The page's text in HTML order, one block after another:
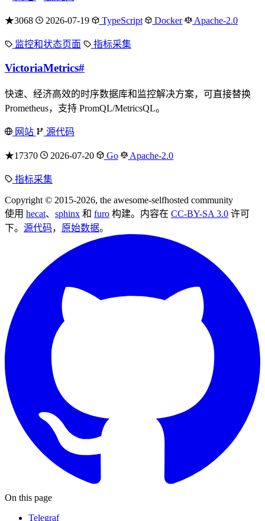
★3068 2026-07-19 TypeScript Docker Apache-2.0
监控和状态页面 指标采集
VictoriaMetrics#
快速、经济高效的时序数据库和监控解决方案，可直接替换
Prometheus，支持 PromQL/MetricsQL。
网站 源代码
★17370 2026-07-20 Go Apache-2.0
指标采集
Copyright © 2015-2026, the awesome-selfhosted community
使用 hecat、 sphinx 和 furo 构建。内容在 CC-BY-SA 3.0 许可
下。 源代码， 原始数据。
On this page
Telegraf